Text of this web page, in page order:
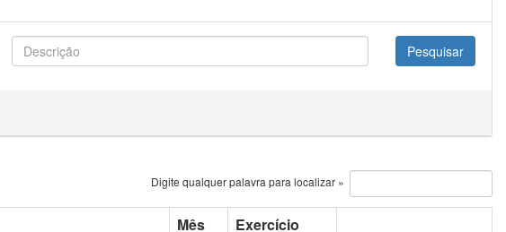
Digite qualquer palavra para localizar »
Mês
Exercício